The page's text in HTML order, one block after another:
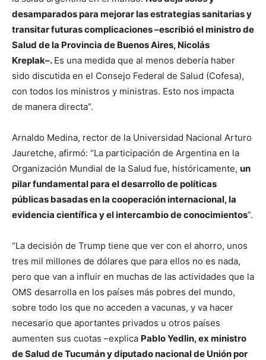
desamparados para mejorar las estrategias sanitarias y
transitar futuras complicaciones –escribió el ministro de
Salud de la Provincia de Buenos Aires, Nicolás
Kreplak–. Es una medida que al menos debería haber
sido discutida en el Consejo Federal de Salud (Cofesa),
con todos los ministros y ministras. Esto nos impacta
de manera directa”.
Arnaldo Medina, rector de la Universidad Nacional Arturo
Jauretche, afirmó: “La participación de Argentina en la
Organización Mundial de la Salud fue, históricamente, un
pilar fundamental para el desarrollo de políticas
públicas basadas en la cooperación internacional, la
evidencia científica y el intercambio de conocimientos”.
“La decisión de Trump tiene que ver con el ahorro, unos
tres mil millones de dólares que para ellos no es nada,
pero que van a influir en muchas de las actividades que la
OMS desarrolla en los países más pobres del mundo,
sobre todo los que no acceden a vacunas, y va hacer
necesario que aportantes privados u otros países
aumenten sus cuotas –explica Pablo Yedlin, ex ministro
de Salud de Tucumán y diputado nacional de Unión por